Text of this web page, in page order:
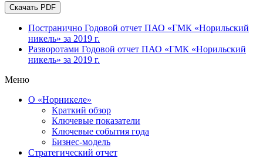
Скачать PDF
Постранично Годовой отчет ПАО «ГМК «Норильский
никель» за 2019 г.
Разворотами Годовой отчет ПАО «ГМК «Норильский
никель» за 2019 г.
Меню
О «Норникеле»
Краткий обзор
Ключевые показатели
Ключевые события года
Бизнес-модель
Стратегический отчет